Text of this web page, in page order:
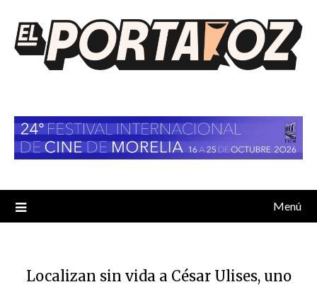
contenido
Menú
Localizan sin vida a César Ulises, uno